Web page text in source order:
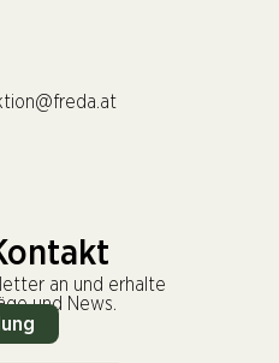
an und erhalte
und News.